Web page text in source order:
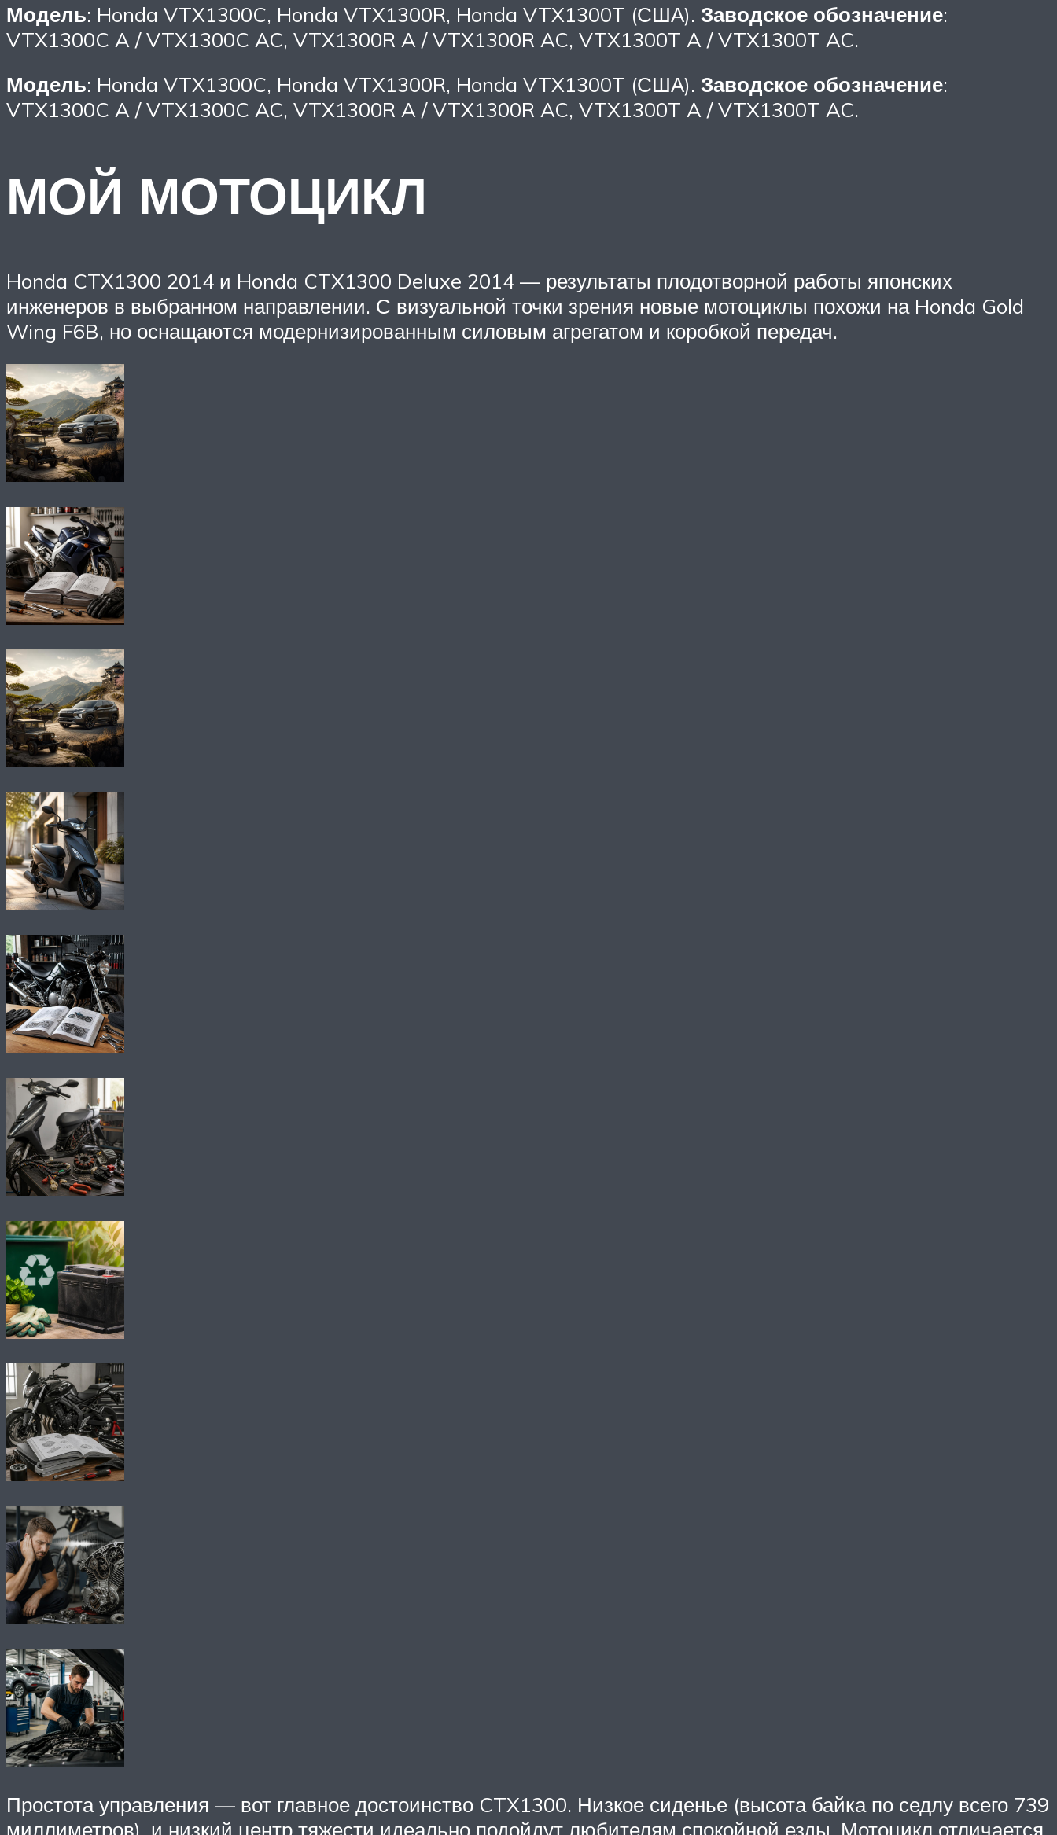
Модель: Honda VTX1300C, Honda VTX1300R, Honda VTX1300T (США). Заводское обозначение:
VTX1300C A / VTX1300C AC, VTX1300R A / VTX1300R AC, VTX1300T A / VTX1300T AC.
Модель: Honda VTX1300C, Honda VTX1300R, Honda VTX1300T (США). Заводское обозначение:
VTX1300C A / VTX1300C AC, VTX1300R A / VTX1300R AC, VTX1300T A / VTX1300T AC.
МОЙ МОТОЦИКЛ
Honda CTX1300 2014 и Honda CTX1300 Deluxe 2014 — результаты плодотворной работы японских
инженеров в выбранном направлении. С визуальной точки зрения новые мотоциклы похожи на Honda Gold
Wing F6B, но оснащаются модернизированным силовым агрегатом и коробкой передач.
Простота управления — вот главное достоинство CTX1300. Низкое сиденье (высота байка по седлу всего 739
миллиметров), и низкий центр тяжести идеально подойдут любителям спокойной езды. Мотоцикл отличается